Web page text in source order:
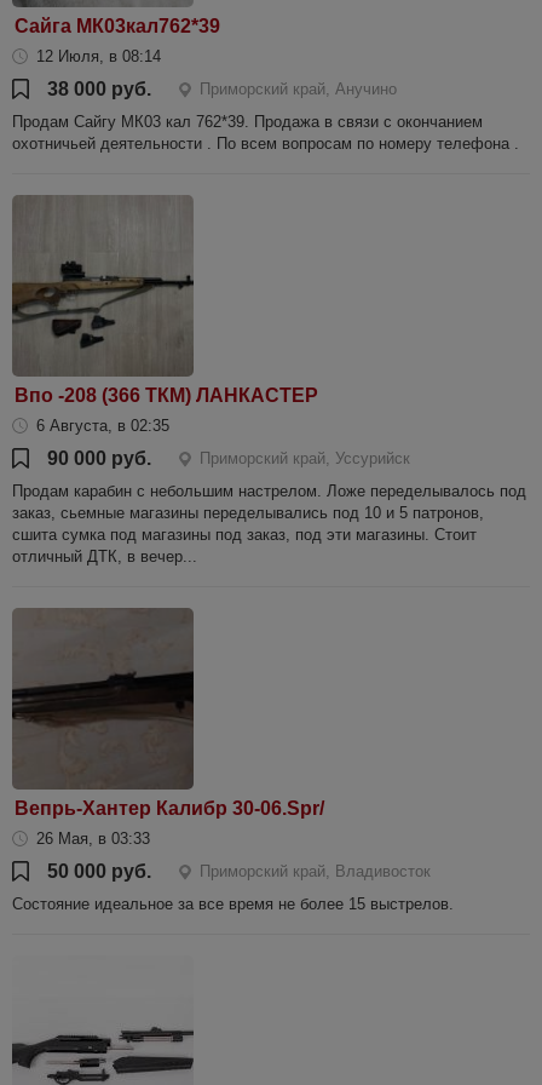
Сайга МК03кал762*39
12 Июля, в 08:14
38 000 руб.
Приморский край, Анучино
Продам Сайгу МК03 кал 762*39. Продажа в связи с окончанием
охотничьей деятельности . По всем вопросам по номеру телефона .
Впо -208 (366 ТКМ) ЛАНКАСТЕР
6 Августа, в 02:35
90 000 руб.
Приморский край, Уссурийск
Продам карабин с небольшим настрелом. Ложе переделывалось под
заказ, сьемные магазины переделывались под 10 и 5 патронов,
сшита сумка под магазины под заказ, под эти магазины. Стоит
отличный ДТК, в вечер...
Вепрь-Хантер Калибр 30-06.Spr/
26 Мая, в 03:33
50 000 руб.
Приморский край, Владивосток
Состояние идеальное за все время не более 15 выстрелов.